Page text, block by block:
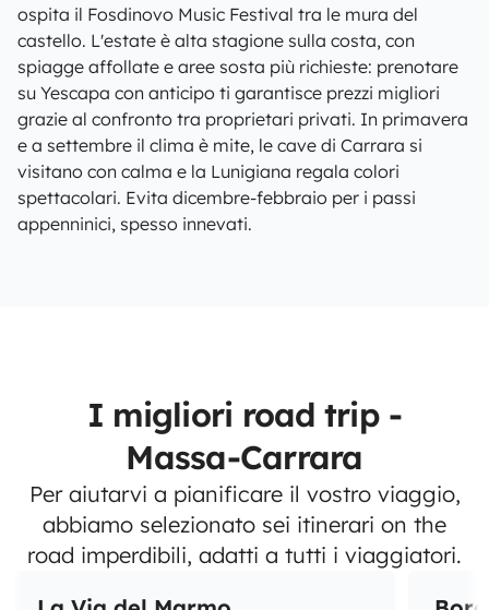
ospita il Fosdinovo Music Festival tra le mura del
castello. L'estate è alta stagione sulla costa, con
spiagge affollate e aree sosta più richieste: prenotare
su Yescapa con anticipo ti garantisce prezzi migliori
grazie al confronto tra proprietari privati. In primavera
e a settembre il clima è mite, le cave di Carrara si
visitano con calma e la Lunigiana regala colori
spettacolari. Evita dicembre-febbraio per i passi
appenninici, spesso innevati.
I migliori road trip -
Massa-Carrara
Per aiutarvi a pianificare il vostro viaggio,
abbiamo selezionato sei itinerari on the
road imperdibili, adatti a tutti i viaggiatori.